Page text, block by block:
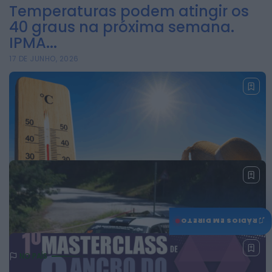
Temperaturas podem atingir os
40 graus na próxima semana.
IPMA...
17 DE JUNHO, 2026
NO PAÍS
♫
RÁDIOS EM DIRETO